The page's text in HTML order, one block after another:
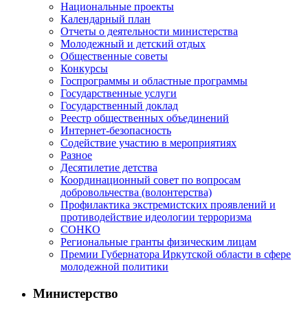
Национальные проекты
Календарный план
Отчеты о деятельности министерства
Молодежный и детский отдых
Общественные советы
Конкурсы
Госпрограммы и областные программы
Государственные услуги
Государственный доклад
Реестр общественных объединений
Интернет-безопасность
Содействие участию в мероприятиях
Разное
Десятилетие детства
Координационный совет по вопросам
добровольчества (волонтерства)
Профилактика экстремистских проявлений и
противодействие идеологии терроризма
СОНКО
Региональные гранты физическим лицам
Премии Губернатора Иркутской области в сфере
молодежной политики
Министерство